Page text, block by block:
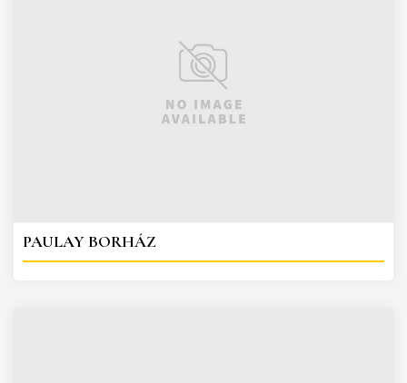
PAULAY BORHÁZ